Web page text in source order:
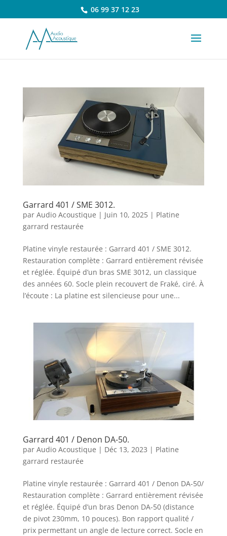
06 99 37 12 23
Garrard 401 / SME 3012.
par Audio Acoustique | Juin 10, 2025| Platine
garrard restaurée
Platine vinyle restaurée : Garrard 401 / SME 3012.
Restauration complète : Garrard entièrement révisée
et réglée. Équipé d’un bras SME 3012, un classique
des années 60. Socle plein recouvert de Fraké, ciré. À
l’écoute : La platine est silencieuse pour une...
Garrard 401 / Denon DA-50.
par Audio Acoustique | Déc 13, 2023 | Platine
garrard restaurée
Platine vinyle restaurée : Garrard 401 / Denon DA-50/
Restauration complète : Garrard entièrement révisée
et réglée. Équipé d’un bras Denon DA-50 (distance
de pivot 230mm, 10 pouces). Bon rapport qualité /
prix permettant un angle de lecture correct. Socle en